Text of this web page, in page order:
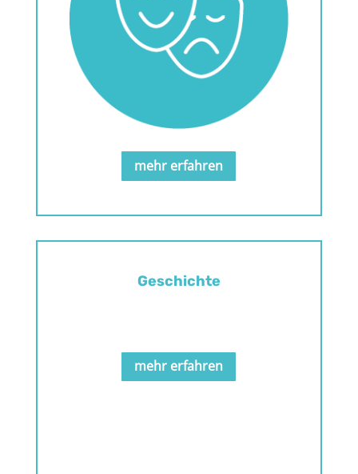
mehr erfahren
Geschichte
mehr erfahren